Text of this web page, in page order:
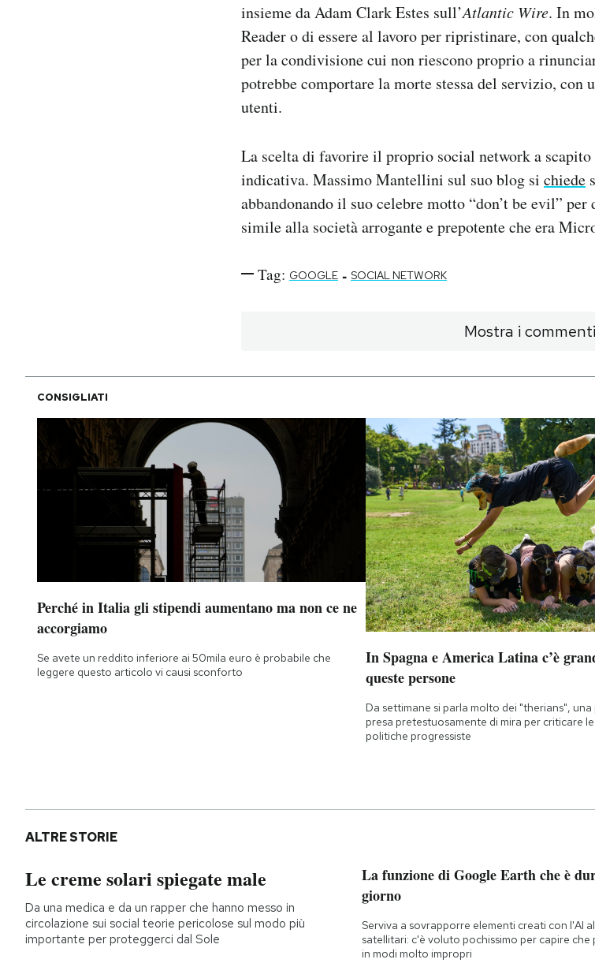
insieme da Adam Clark Estes sull’Atlantic Wire. In
Reader o di essere al lavoro per ripristinare, con
per la condivisione cui non riescono proprio a
potrebbe comportare la morte stessa del servizio, con
utenti.
La scelta di favorire il proprio social network a
indicativa. Massimo Mantellini sul suo blog si chiede
abbandonando il suo celebre motto “don’t be evil”
simile alla società arrogante e prepotente che era
Tag: GOOGLE - SOCIAL NETWORK
Mostra i commenti
CONSIGLIATI
Perché in Italia gli stipendi aumentano ma non ce ne
accorgiamo
Se avete un reddito inferiore ai 50mila euro è probabile che
leggere questo articolo vi causi sconforto
In Spagna e America Latina c’è
queste persone
Da settimane si parla molto dei "therians",
presa pretestuosamente di mira per criticare
politiche progressiste
ALTRE STORIE
Le creme solari spiegate male
Da una medica e da un rapper che hanno messo in
circolazione sui social teorie pericolose sul modo più
importante per proteggerci dal Sole
La funzione di Google Earth che è
giorno
Serviva a sovrapporre elementi creati con l'AI
satellitari: c'è voluto pochissimo per capire che
in modi molto impropri